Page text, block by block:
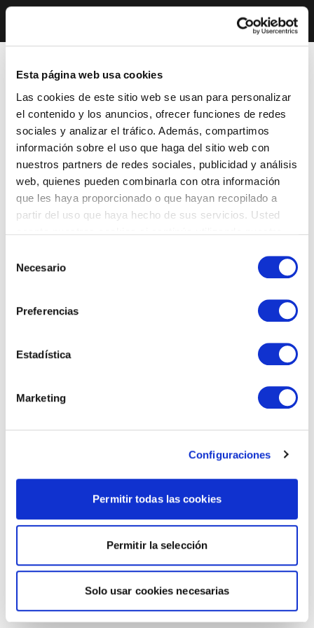
Esta página web usa cookies
Las cookies de este sitio web se usan para personalizar
el contenido y los anuncios, ofrecer funciones de redes
sociales y analizar el tráfico. Además, compartimos
información sobre el uso que haga del sitio web con
nuestros partners de redes sociales, publicidad y análisis
web, quienes pueden combinarla con otra información
que les haya proporcionado o que hayan recopilado a
partir del uso que haya hecho de sus servicios. Usted
Necesario
Preferencias
Estadística
Marketing
Configuraciones
Permitir todas las cookies
Permitir la selección
Solo usar cookies necesarias